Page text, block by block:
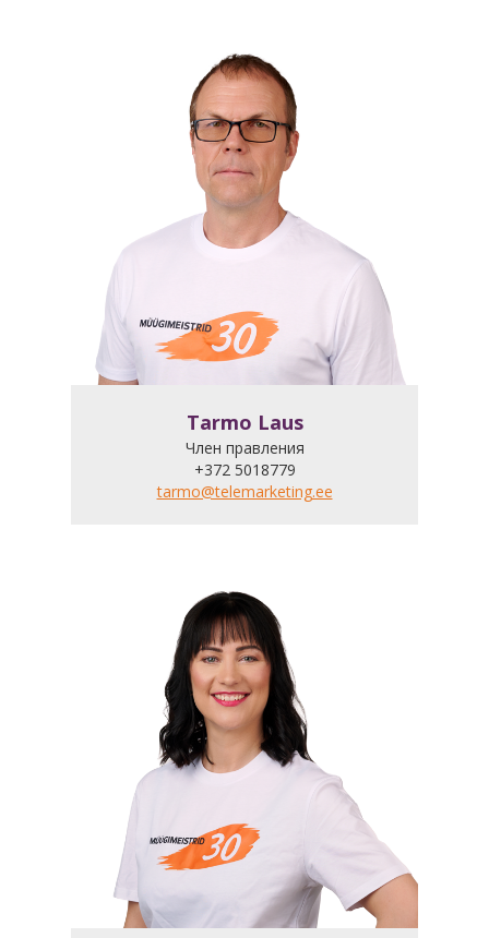
Tarmo Laus
Член правления
+372 5018779
tarmo@telemarketing.ee